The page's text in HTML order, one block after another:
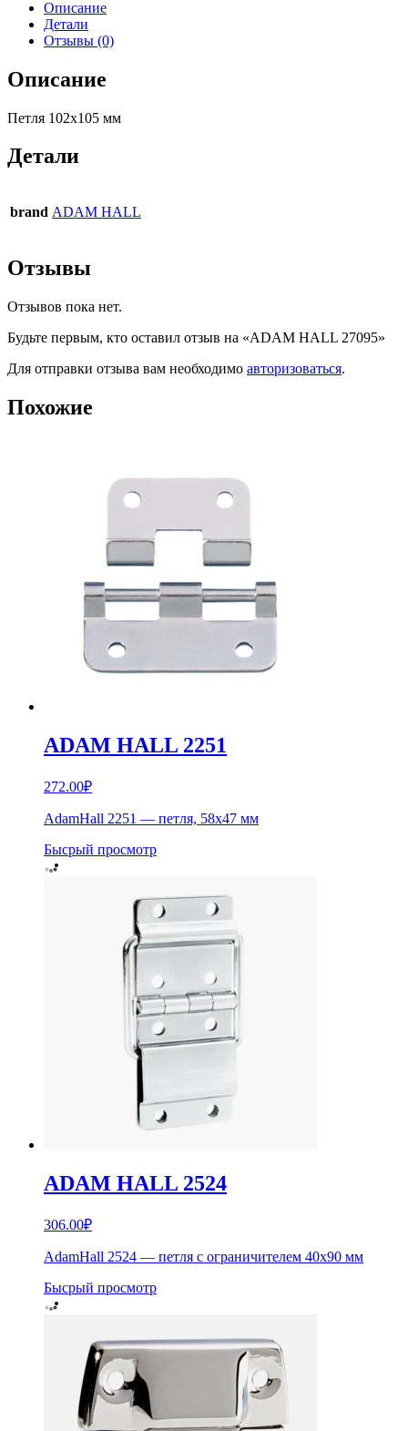
Описание
Детали
Отзывы (0)
Описание
Петля 102х105 мм
Детали
brand ADAM HALL
Отзывы
Отзывов пока нет.
Будьте первым, кто оставил отзыв на «ADAM HALL 27095»
Для отправки отзыва вам необходимо авторизоваться.
Похожие
ADAM HALL 2251
272.00₽
AdamHall 2251 — петля, 58х47 мм
Бысрый просмотр
ADAM HALL 2524
306.00₽
AdamHall 2524 — петля с ограничителем 40х90 мм
Бысрый просмотр